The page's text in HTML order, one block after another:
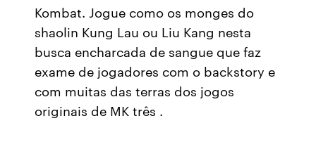
Kombat. Jogue como os monges do
shaolin Kung Lau ou Liu Kang nesta
busca encharcada de sangue que faz
exame de jogadores com o backstory e
com muitas das terras dos jogos
originais de MK três .